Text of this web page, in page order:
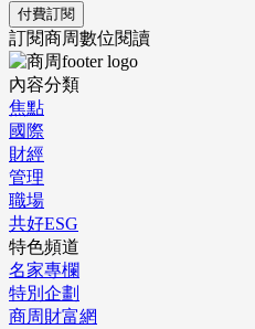
付費訂閱
訂閱商周數位閱讀
內容分類
焦點
國際
財經
管理
職場
共好ESG
特色頻道
名家專欄
特別企劃
商周財富網